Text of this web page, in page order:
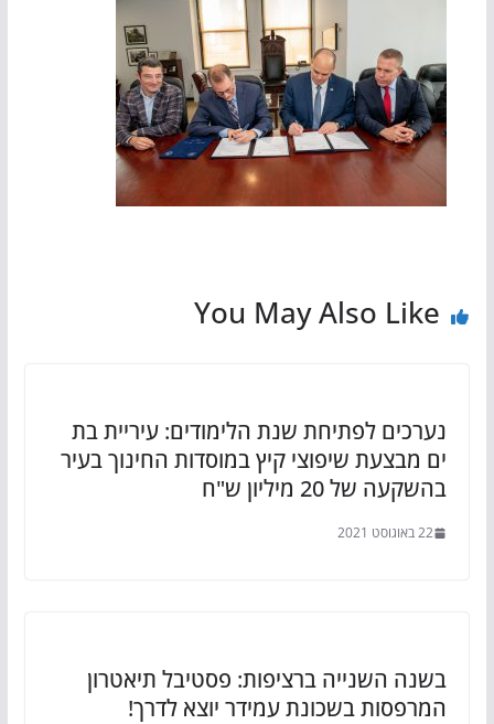
You May Also Like
נערכים לפתיחת שנת הלימודים: עיריית בת
ים מבצעת שיפוצי קיץ במוסדות החינוך בעיר
בהשקעה של 20 מיליון ש"ח
22 באוגוסט 2021
בשנה השנייה ברציפות: פסטיבל תיאטרון
המרפסות בשכונת עמידר יוצא לדרך!